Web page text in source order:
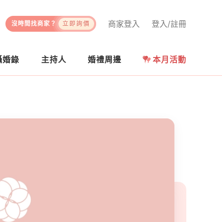
登入/註冊
商家登入
沒時間找商家？ 立即詢價
婚錄 主持人 婚禮周邊 本月活動